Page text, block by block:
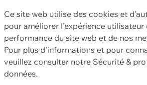
Ce site web utilise des cookies et
pour améliorer l'expérience utilisateur
performance du site web et de nos
Pour plus d'informations et pour
veuillez consulter notre Sécurité &
données.